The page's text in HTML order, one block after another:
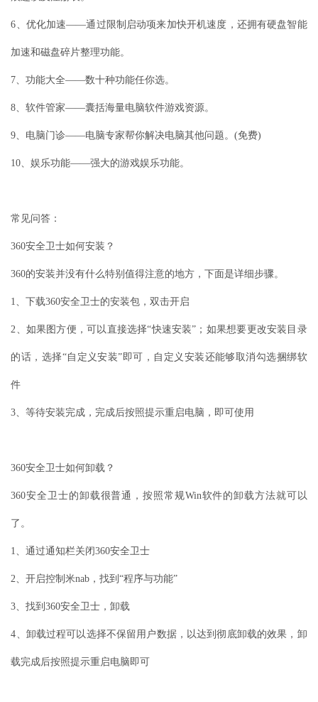
6、优化加速——通过限制启动项来加快开机速度，还拥有硬盘智能
加速和磁盘碎片整理功能。
7、功能大全——数十种功能任你选。
8、软件管家——囊括海量电脑软件游戏资源。
9、电脑门诊——电脑专家帮你解决电脑其他问题。(免费)
10、娱乐功能——强大的游戏娱乐功能。
常见问答：
360安全卫士如何安装？
360的安装并没有什么特别值得注意的地方，下面是详细步骤。
1、下载360安全卫士的安装包，双击开启
2、如果图方便，可以直接选择“快速安装”；如果想要更改安装目录
的话，选择“自定义安装”即可，自定义安装还能够取消勾选捆绑软
件
3、等待安装完成，完成后按照提示重启电脑，即可使用
360安全卫士如何卸载？
360安全卫士的卸载很普通，按照常规Win软件的卸载方法就可以
了。
1、通过通知栏关闭360安全卫士
2、开启控制米nab，找到“程序与功能”
3、找到360安全卫士，卸载
4、卸载过程可以选择不保留用户数据，以达到彻底卸载的效果，卸
载完成后按照提示重启电脑即可